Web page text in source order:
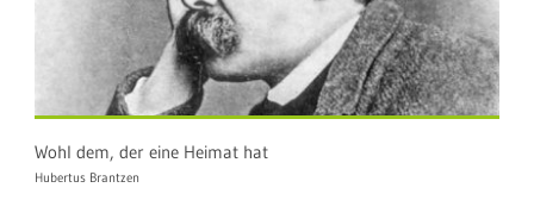
Wohl dem, der eine Heimat hat
Hubertus Brantzen